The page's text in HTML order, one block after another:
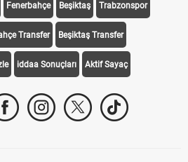
Fenerbahçe Beşiktaş Trabzonspor
Transfer Beşiktaş Transfer
iddaa Sonuçları Aktif Sayaç